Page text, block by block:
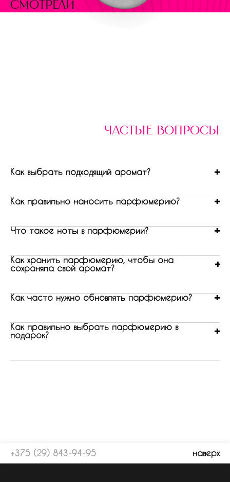
смотрели
частые вопросы
Как выбрать подходящий аромат?
Как правильно наносить парфюмерию?
Что такое ноты в парфюмерии?
Как хранить парфюмерию, чтобы она
сохраняла свой аромат?
Как часто нужно обновлять парфюмерию?
Как правильно выбрать парфюмерию в
подарок?
+375 (29) 843-94-95 наверх